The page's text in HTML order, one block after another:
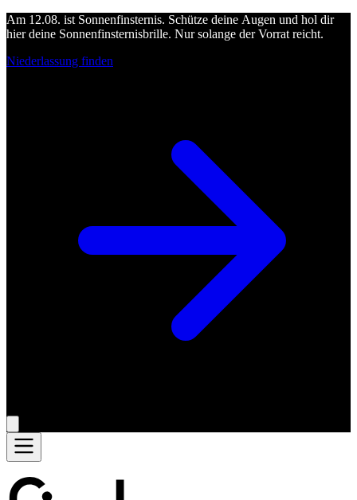
Am 12.08. ist Sonnenfinsternis. Schütze deine Augen und hol dir
hier deine Sonnenfinsternisbrille. Nur solange der Vorrat reicht.
Niederlassung finden